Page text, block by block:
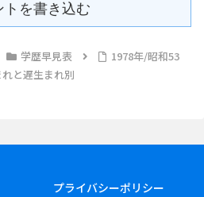
トを書き込む
学歴早見表
1978年/昭和53
と遅生まれ別
プライバシーポリシー